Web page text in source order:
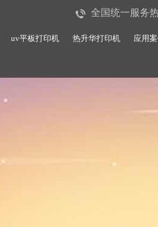
全国统一服务热
uv平板打印机 热升华打印机 应用案